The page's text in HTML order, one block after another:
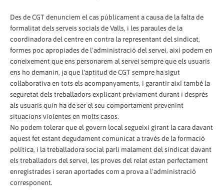
Des de CGT denunciem el cas públicament a causa de la falta de
formalitat dels serveis socials de Valls, i les paraules de la
coordinadora del centre en contra la representant del sindicat,
formes poc apropiades de l'administració del servei, així podem en
coneixement que ens personarem al servei sempre que els usuaris
ens ho demanin, ja que l'aptitud de CGT sempre ha sigut
col·laborativa en tots els acompanyaments, i garantir així també la
seguretat dels treballadors explicant prèviament durant i després
als usuaris quin ha de ser el seu comportament prevenint
situacions violentes en molts casos.
No podem tolerar que el govern local segueixi girant la cara davant
aquest fet estant degudament comunicat a través de la formació
política, i la treballadora social parli malament del sindicat davant
els treballadors del servei, les proves del relat estan perfectament
enregistrades i seran aportades com a prova a l'administració
corresponent.